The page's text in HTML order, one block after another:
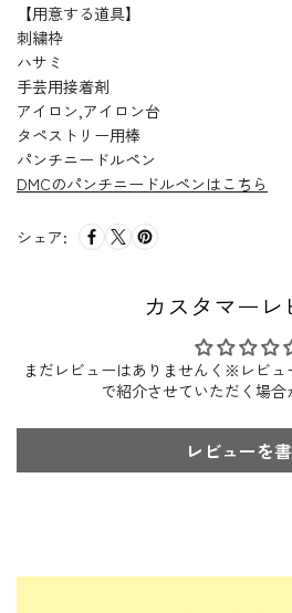
【用意する道具】
刺繍枠
ハサミ
手芸用接着剤
アイロン,アイロン台
タペストリー用棒
パンチニードルペン
DMCのパンチニードルペンはこちら
シェア:
カスタマーレ
まだレビューはありませんく※レビュ
で紹介させていただく場合
レビューを